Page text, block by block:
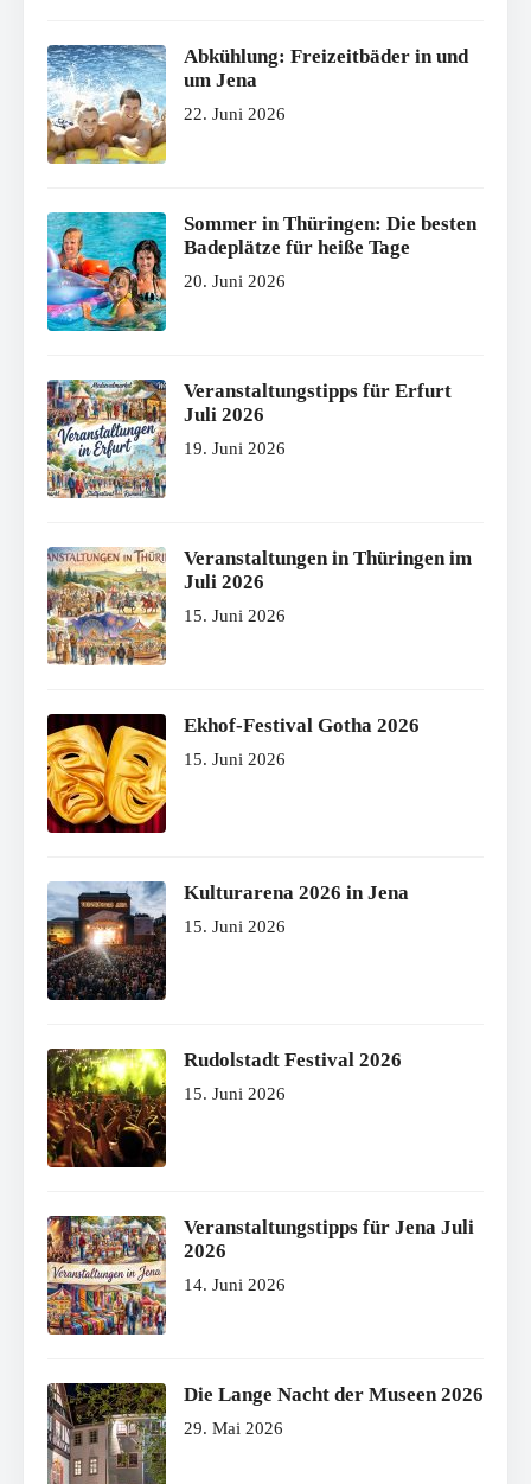
Abkühlung: Freizeitbäder in und
um Jena
22. Juni 2026
Sommer in Thüringen: Die besten
Badeplätze für heiße Tage
20. Juni 2026
Veranstaltungstipps für Erfurt
Juli 2026
19. Juni 2026
Veranstaltungen in Thüringen im
Juli 2026
15. Juni 2026
Ekhof-Festival Gotha 2026
15. Juni 2026
Kulturarena 2026 in Jena
15. Juni 2026
Rudolstadt Festival 2026
15. Juni 2026
Veranstaltungstipps für Jena Juli
2026
14. Juni 2026
Die Lange Nacht der Museen 2026
29. Mai 2026